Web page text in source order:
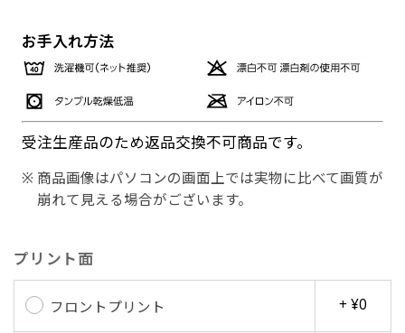
お手入れ方法
受注生産品のため返品交換不可商品です。
商品画像はパソコンの画面上では実物に比べて画質が
崩れて見える場合がございます。
プリント面
フロントプリント + ¥0